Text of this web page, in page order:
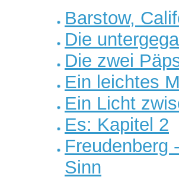
Barstow,
Die
Die zwei
Ein leichtes
Ein Licht
Es: Kapitel 2
Freudenberg
Sinn